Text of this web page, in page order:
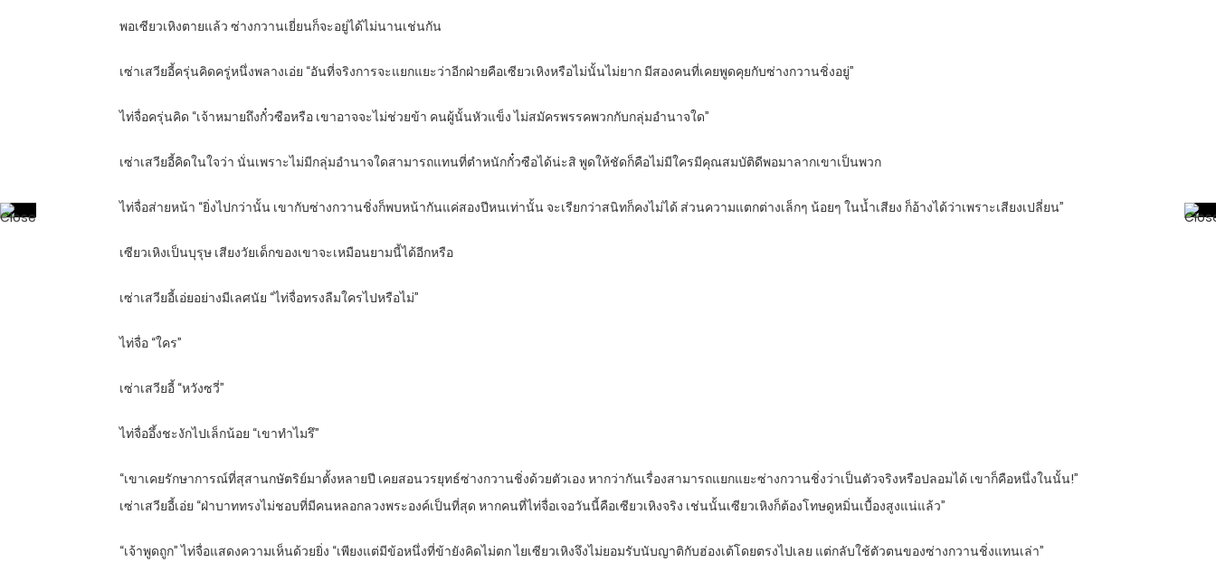
พอเซียวเหิงตายแล้ว ซ่างกวานเยี่ยนก็จะอยู่ได้ไม่นานเช่นกัน
เซ่าเสวียอี้ครุ่นคิดครู่หนึ่งพลางเอ่ย “อันที่จริงการจะแยกแยะว่าอีกฝ่ายคือเซียวเหิงหรือไม่นั้นไม่ยาก มีสองคนที่เคยพูดคุยกับซ่างกวานชิ่งอยู่”
ไท่จื่อครุ่นคิด “เจ้าหมายถึงกั๋วซือหรือ เขาอาจจะไม่ช่วยข้า คนผู้นั้นหัวแข็ง ไม่สมัครพรรคพวกกับกลุ่มอำนาจใด”
เซ่าเสวียอี้คิดในใจว่า นั่นเพราะไม่มีกลุ่มอำนาจใดสามารถแทนที่ตำหนักกั๋วซือได้น่ะสิ พูดให้ชัดก็คือไม่มีใครมีคุณสมบัติดีพอมาลากเขาเป็นพวก
ไท่จื่อส่ายหน้า “ยิ่งไปกว่านั้น เขากับซ่างกวานชิ่งก็พบหน้ากันแค่สองปีหนเท่านั้น จะเรียกว่าสนิทก็คงไม่ได้ ส่วนความแตกต่างเล็กๆ น้อยๆ ในน้ำเสียง ก็อ้างได้ว่าเพราะเสียงเปลี่ยน”
เซียวเหิงเป็นบุรุษ เสียงวัยเด็กของเขาจะเหมือนยามนี้ได้อีกหรือ
เซ่าเสวียอี้เอ่ยอย่างมีเลศนัย “ไท่จื่อทรงลืมใครไปหรือไม่”
ไท่จื่อ “ใคร”
เซ่าเสวียอี้ “หวังซวี่”
ไท่จื่ออึ้งชะงักไปเล็กน้อย “เขาทำไมรึ”
“เขาเคยรักษาการณ์ที่สุสานกษัตริย์มาตั้งหลายปี เคยสอนวรยุทธ์ซ่างกวานชิ่งด้วยตัวเอง หากว่ากันเรื่องสามารถแยกแยะซ่างกวานชิ่งว่าเป็นตัวจริงหรือปลอมได้ เขาก็คือหนึ่งในนั้น!”
เซ่าเสวียอี้เอ่ย “ฝ่าบาททรงไม่ชอบที่มีคนหลอกลวงพระองค์เป็นที่สุด หากคนที่ไท่จื่อเจอวันนี้คือเซียวเหิงจริง เช่นนั้นเซียวเหิงก็ต้องโทษดูหมิ่นเบื้องสูงแน่แล้ว”
“เจ้าพูดถูก” ไท่จื่อแสดงความเห็นด้วยยิ่ง “เพียงแต่มีข้อหนึ่งที่ข้ายังคิดไม่ตก ไยเซียวเหิงจึงไม่ยอมรับนับญาติกับฮ่องเต้โดยตรงไปเลย แต่กลับใช้ตัวตนของซ่างกวานชิ่งแทนเล่า”